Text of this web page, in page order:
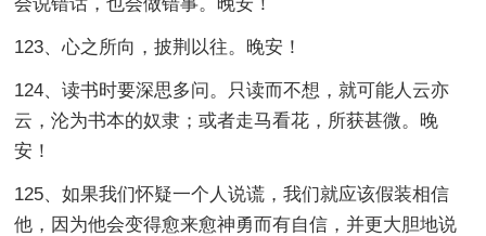
123、心之所向，披荆以往。晚安！
124、读书时要深思多问。只读而不想，就可能人云亦
云，沦为书本的奴隶；或者走马看花，所获甚微。晚
安！
125、如果我们怀疑一个人说谎，我们就应该假装相信
他，因为他会变得愈来愈神勇而有自信，并更大胆地说